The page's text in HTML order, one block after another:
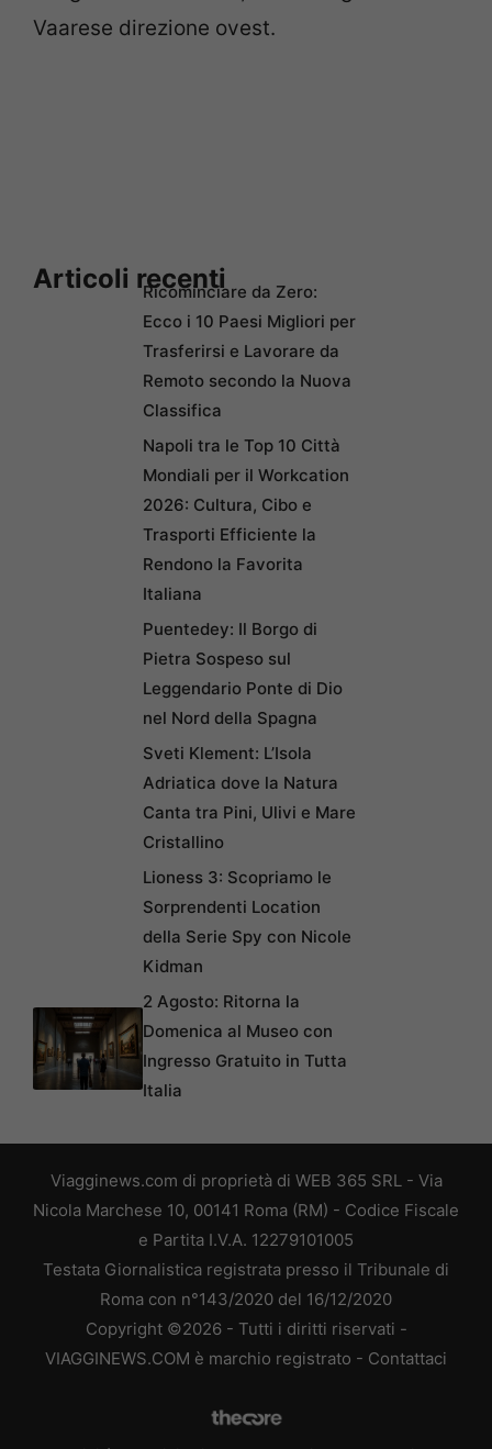
Vaarese direzione ovest.
Articoli recentiRicominciare da Zero:
Ecco i 10 Paesi Migliori per
Trasferirsi e Lavorare da
Remoto secondo la Nuova
Classifica
Napoli tra le Top 10 Città
Mondiali per il Workcation
2026: Cultura, Cibo e
Trasporti Efficiente la
Rendono la Favorita
Italiana
Puentedey: Il Borgo di
Pietra Sospeso sul
Leggendario Ponte di Dio
nel Nord della Spagna
Sveti Klement: L’Isola
Adriatica dove la Natura
Canta tra Pini, Ulivi e Mare
Cristallino
Lioness 3: Scopriamo le
Sorprendenti Location
della Serie Spy con Nicole
Kidman
2 Agosto: Ritorna la
Domenica al Museo con
Ingresso Gratuito in Tutta
Italia
Viagginews.com di proprietà di WEB 365 SRL - Via
Nicola Marchese 10, 00141 Roma (RM) - Codice Fiscale
e Partita I.V.A. 12279101005
Testata Giornalistica registrata presso il Tribunale di
Roma con n°143/2020 del 16/12/2020
Copyright ©2026 - Tutti i diritti riservati -
VIAGGINEWS.COM è marchio registrato - Contattaci